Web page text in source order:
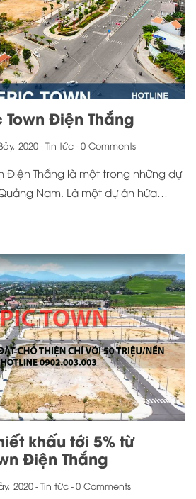
Điện Thắng
2020-Tin tức-0 Comments
Điện Thắng là một trong những dự
Nam. Là một dự án hứa…
khấu tới 5% từ
Điện Thắng
2020-Tin tức-0 Comments